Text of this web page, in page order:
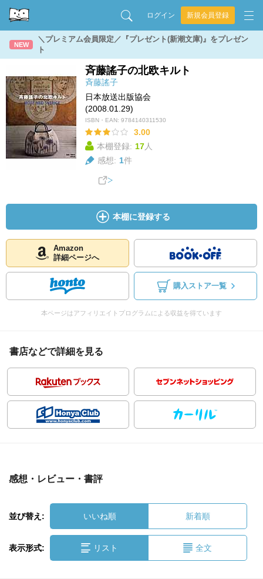
ログイン 新規会員登録
NEW
＼プレミアム会員限定／『プレゼント(新潮文庫)』をプレゼン
ト
斉藤謠子の北欧キルト
斉藤謠子
日本放送出版協会
(2008.01.29)
ISBN・EAN: 9784140311530
3.00
本棚登録: 17人
感想: 1件
本棚に登録する
Amazon
詳細ページへ
購入ストア一覧
本ページはアフィリエイトプログラムによる収益を得ています
書店などで詳細を見る
感想・レビュー・書評
並び替え: いいね順 新着順
表示形式: リスト 全文